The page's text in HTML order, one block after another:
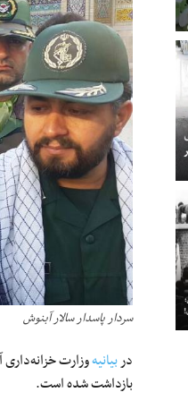
سردار پاسدار سالار آبنوش
دربیانیه
بازداشت شده است.